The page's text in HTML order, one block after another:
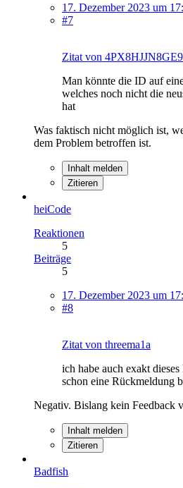
17. Dezember 2023 um
#7
Zitat von
Man könnte die ID auf
welches noch nicht die
hat
Was faktisch nicht möglich ist,
dem Problem betroffen ist.
Inhalt melden
Zitieren
heiCode
Reaktionen
5
Beiträge
5
17. Dezember 2023 um
#8
Zitat von threema1a
ich habe auch exakt
schon eine Rückmeldung
Negativ. Bislang kein Feedback
Inhalt melden
Zitieren
Badfish